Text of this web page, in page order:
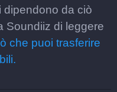
dipendono da ciò
Soundiiz di leggere
che puoi trasferire